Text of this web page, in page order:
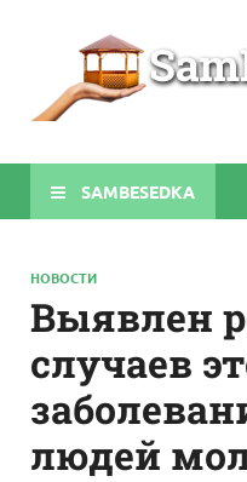
SAMBESEDKA
НОВОСТИ
Выявлен
случаев
людей